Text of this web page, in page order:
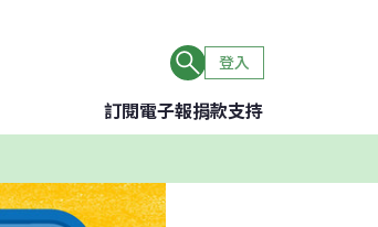
登入
訂閱電子報捐款支持